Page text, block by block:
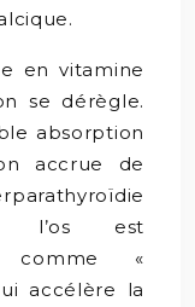
en vitamine
se dérègle.
absorption
accrue de
: l’os est
comme «
accélère la